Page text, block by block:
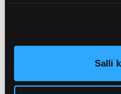
Salli